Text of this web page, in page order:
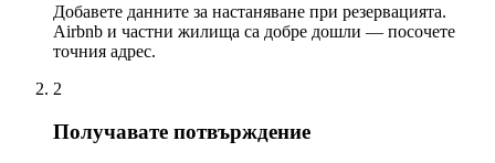
Добавете данните за настаняване при резервацията.
Airbnb и частни жилища са добре дошли — посочете
точния адрес.
2
Получавате потвърждение